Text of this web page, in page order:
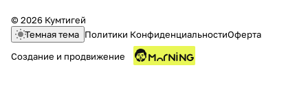
© 2026 Кумтигей
Темная тема Политики КонфиденциальностиОферта
Создание и продвижение